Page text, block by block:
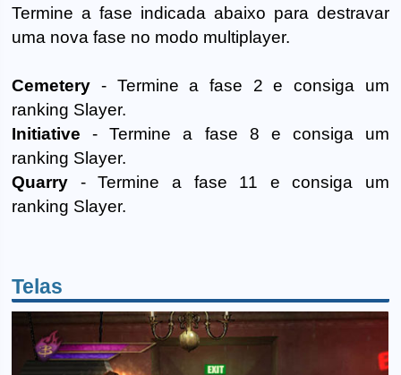
Termine a fase indicada abaixo para destravar
uma nova fase no modo multiplayer.
Cemetery - Termine a fase 2 e consiga um
ranking Slayer.
Initiative - Termine a fase 8 e consiga um
ranking Slayer.
Quarry - Termine a fase 11 e consiga um
ranking Slayer.
Telas